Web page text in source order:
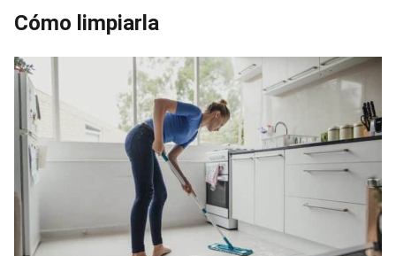
Cómo limpiarla